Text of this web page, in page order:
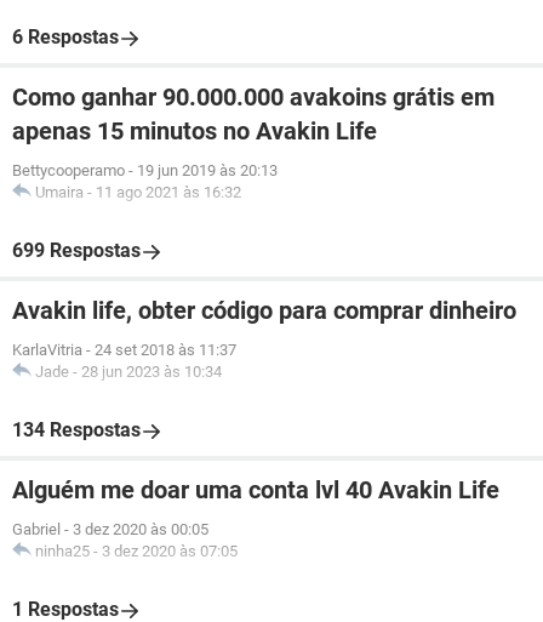
6 Respostas
Como ganhar 90.000.000 avakoins grátis em
apenas 15 minutos no Avakin Life
Bettycooperamo - 19 jun 2019 às 20:13
Umaira - 11 ago 2021 às 16:32
699 Respostas
Avakin life, obter código para comprar dinheiro
KarlaVitria - 24 set 2018 às 11:37
Jade - 28 jun 2023 às 10:34
134 Respostas
Alguém me doar uma conta lvl 40 Avakin Life
Gabriel - 3 dez 2020 às 00:05
ninha25 - 3 dez 2020 às 07:05
1 Respostas